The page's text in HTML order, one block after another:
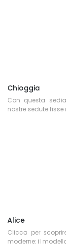
Chioggia
Con questa
nostre sedute
Alice
Clicca per
moderne: il